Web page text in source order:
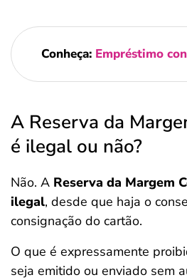
Conheça: Empréstimo
A Reserva da
é ilegal ou não?
Não. A Reserva da Margem
ilegal, desde que haja o
consignação do cartão.
O que é expressamente
seja emitido ou enviado sem